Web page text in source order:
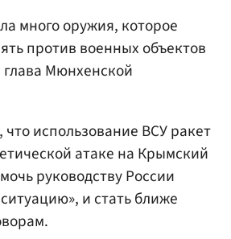
много оружия, которое
против военных объектов
Мюнхенской
использование ВСУ ракет
атаке на Крымский
руководству России
и стать ближе